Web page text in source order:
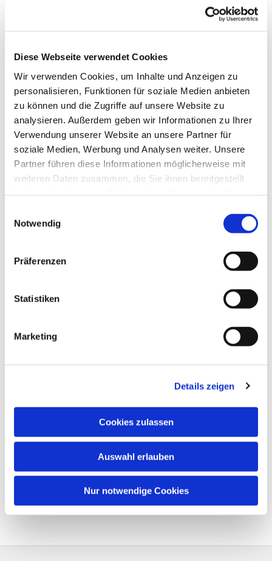
Diese Webseite verwendet Cookies
Wir verwenden Cookies, um Inhalte und Anzeigen zu
personalisieren, Funktionen für soziale Medien anbieten
zu können und die Zugriffe auf unsere Website zu
analysieren. Außerdem geben wir Informationen zu Ihrer
Verwendung unserer Website an unsere Partner für
soziale Medien, Werbung und Analysen weiter. Unsere
Partner führen diese Informationen möglicherweise mit
weiteren Daten zusammen, die Sie ihnen bereitgestellt
Notwendig
Präferenzen
Statistiken
Marketing
Details zeigen
Cookies zulassen
Auswahl erlauben
Nur notwendige Cookies
Dies könnte Sie auch
interessieren